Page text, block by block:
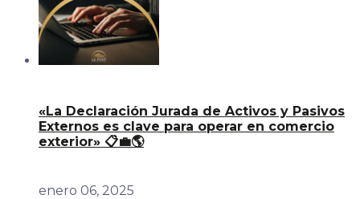
«La Declaración Jurada de Activos y Pasivos
Externos es clave para operar en comercio
exterior» 📋💼🌎
enero 06, 2025